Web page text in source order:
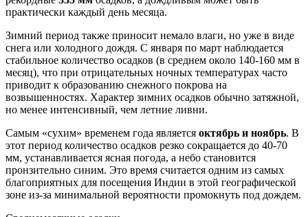
практически каждый день месяца.
Зимний период также приносит немало влаги, но уже в виде
снега или холодного дождя. С января по март наблюдается
стабильное количество осадков (в среднем около 140-160 мм в
месяц), что при отрицательных ночных температурах часто
приводит к образованию снежного покрова на
возвышенностях. Характер зимних осадков обычно затяжной,
но менее интенсивный, чем летние ливни.
Самым «сухим» временем года является октябрь и ноябрь. В
этот период количество осадков резко сокращается до 40-70
мм, устанавливается ясная погода, а небо становится
пронзительно синим. Это время считается одним из самых
благоприятных для посещения Индии в этой географической
зоне из-за минимальной вероятности промокнуть под дождем.